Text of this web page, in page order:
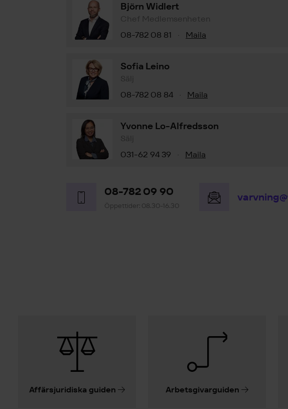
Björn Widlert
Chef Medlemsenheten
08-782 08 81
· Maila
Sofia Leino
Sälj
08-782 08 84
· Maila
Yvonne Lo-Alfredsson
Sälj
031-62 94 39
· Maila
08-782 09 90
Öppettider: 08.30-16.30
Affärsjuridiska guiden Arbetsgivarguiden